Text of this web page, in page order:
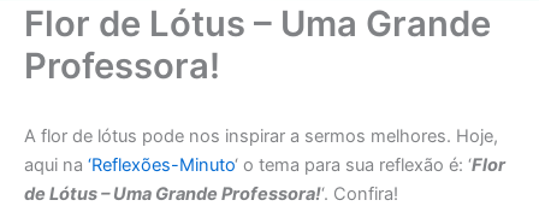
Flor de Lótus – Uma Grande
Professora!
A flor de lótus pode nos inspirar a sermos melhores. Hoje,
aqui na ‘Reflexões-Minuto‘ o tema para sua reflexão é: ‘Flor
de Lótus – Uma Grande Professora!‘. Confira!